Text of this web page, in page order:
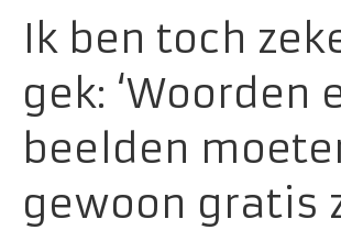
Ik ben toch
gek: ‘Woorden
beelden
gewoon gratis